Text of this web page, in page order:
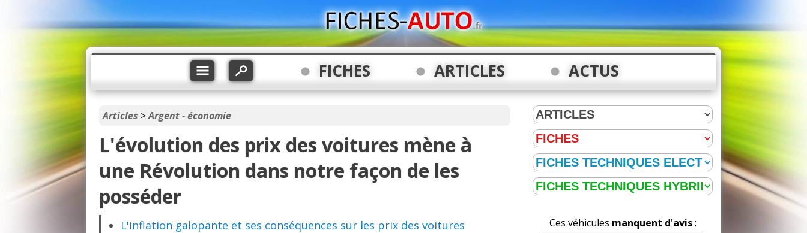
FICHES ARTICLES ACTUS
Articles >Argent - économie
L'évolution des prix des voitures mène à
une Révolution dans notre façon de les
posséder
L'inflation galopante et ses conséquences sur les prix des voitures
Ces véhicules manquent d'avis: